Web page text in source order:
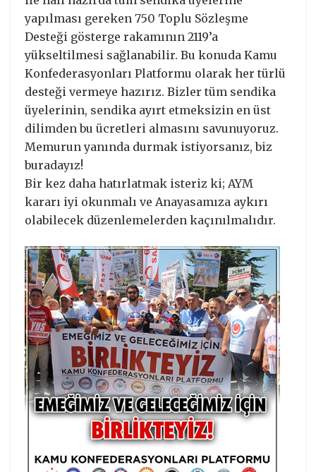
yapılması gereken 750 Toplu Sözleşme
Desteği gösterge rakamının 2119’a
yükseltilmesi sağlanabilir. Bu konuda Kamu
Konfederasyonları Platformu olarak her türlü
desteği vermeye hazırız. Bizler tüm sendika
üyelerinin, sendika ayırt etmeksizin en üst
dilimden bu ücretleri almasını savunuyoruz.
Memurun yanında durmak istiyorsanız, biz
buradayız!
Bir kez daha hatırlatmak isteriz ki; AYM
kararı iyi okunmalı ve Anayasamıza aykırı
olabilecek düzenlemelerden kaçınılmalıdır.